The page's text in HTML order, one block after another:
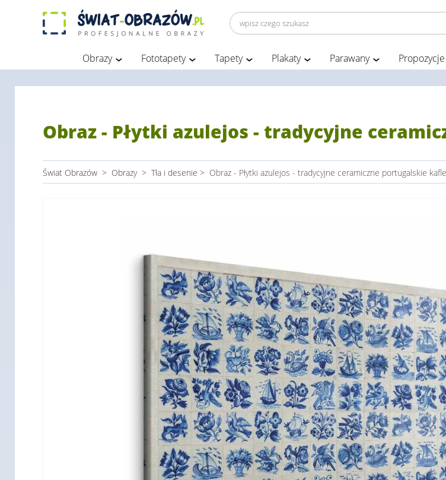
Obrazy Fototapety Tapety Plakaty Parawany Propozycje
Obraz - Płytki azulejos - tradycyjne
Świat Obrazów > Obrazy > Tła i desenie > Obraz - Płytki azulejos - tradycyjne ceramiczne portugalskie kafle